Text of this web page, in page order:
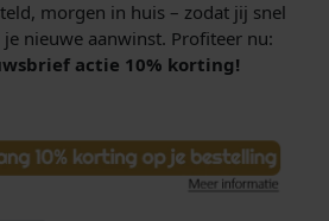
morgen in huis – zodat jij snel
nieuwe aanwinst. Profiteer nu:
actie 10% korting!